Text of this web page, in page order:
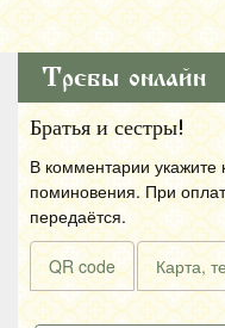
Требы онлайн
Братья и сестры!
В комментарии
поминовения. При
передаётся.
QR code Карта,